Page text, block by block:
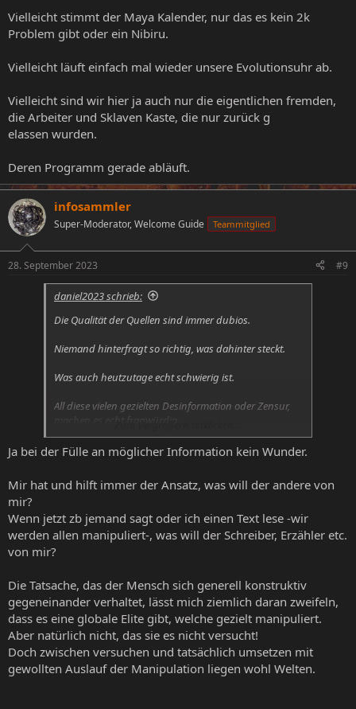
Vielleicht stimmt der Maya Kalender, nur das es kein 2k
Problem gibt oder ein Nibiru.
Vielleicht läuft einfach mal wieder unsere Evolutionsuhr ab.
Vielleicht sind wir hier ja auch nur die eigentlichen fremden,
die Arbeiter und Sklaven Kaste, die nur zurück g
elassen wurden.
Deren Programm gerade abläuft.
infosammler
Super-Moderator, Welcome Guide Teammitglied
28. September 2023 #9
daniel2023 schrieb:
Die Qualität der Quellen sind immer dubios.
Niemand hinterfragt so richtig, was dahinter steckt.
Was auch heutzutage echt schwierig ist.
All diese vielen gezielten Desinformation oder Zensur,
machen es echt fragwürdig.
Wo sind die Regulatoren hin verschwunden ?
Ja bei der Fülle an möglicher Information kein Wunder.
Mir hat und hilft immer der Ansatz, was will der andere von
mir?
Wenn jetzt zb jemand sagt oder ich einen Text lese -wir
werden allen manipuliert-, was will der Schreiber, Erzähler etc.
von mir?
Die Tatsache, das der Mensch sich generell konstruktiv
gegeneinander verhaltet, lässt mich ziemlich daran zweifeln,
dass es eine globale Elite gibt, welche gezielt manipuliert.
Aber natürlich nicht, das sie es nicht versucht!
Doch zwischen versuchen und tatsächlich umsetzen mit
gewollten Auslauf der Manipulation liegen wohl Welten.